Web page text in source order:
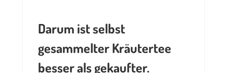
Darum ist selbst
gesammelter Kräutertee
besser als gekaufter.